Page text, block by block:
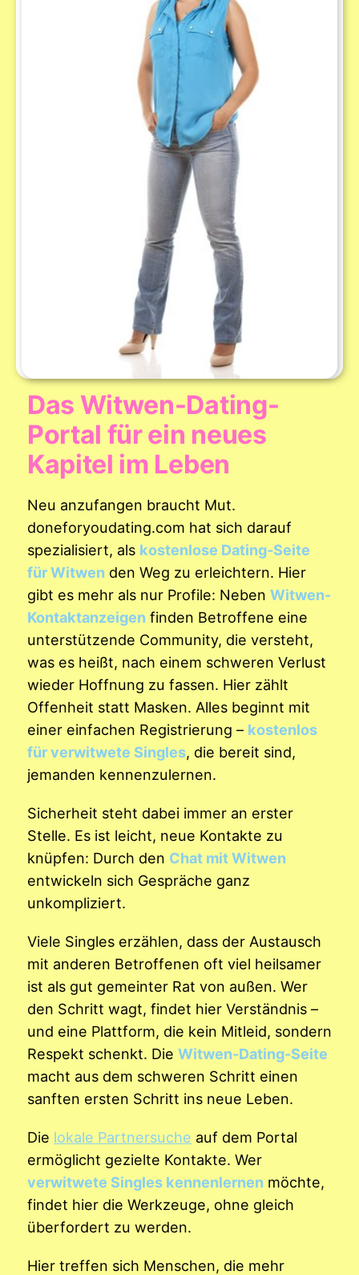
Das Witwen-Dating-
Portal für ein neues
Kapitel im Leben
Neu anzufangen braucht Mut.
doneforyoudating.com hat sich darauf
spezialisiert, als kostenlose Dating-Seite
für Witwen den Weg zu erleichtern. Hier
gibt es mehr als nur Profile: Neben Witwen-
Kontaktanzeigen finden Betroffene eine
unterstützende Community, die versteht,
was es heißt, nach einem schweren Verlust
wieder Hoffnung zu fassen. Hier zählt
Offenheit statt Masken. Alles beginnt mit
einer einfachen Registrierung – kostenlos
für verwitwete Singles, die bereit sind,
jemanden kennenzulernen.
Sicherheit steht dabei immer an erster
Stelle. Es ist leicht, neue Kontakte zu
knüpfen: Durch den Chat mit Witwen
entwickeln sich Gespräche ganz
unkompliziert.
Viele Singles erzählen, dass der Austausch
mit anderen Betroffenen oft viel heilsamer
ist als gut gemeinter Rat von außen. Wer
den Schritt wagt, findet hier Verständnis –
und eine Plattform, die kein Mitleid, sondern
Respekt schenkt. Die Witwen-Dating-Seite
macht aus dem schweren Schritt einen
sanften ersten Schritt ins neue Leben.
Die lokale Partnersuche auf dem Portal
ermöglicht gezielte Kontakte. Wer
verwitwete Singles kennenlernen möchte,
findet hier die Werkzeuge, ohne gleich
überfordert zu werden.
Hier treffen sich Menschen, die mehr